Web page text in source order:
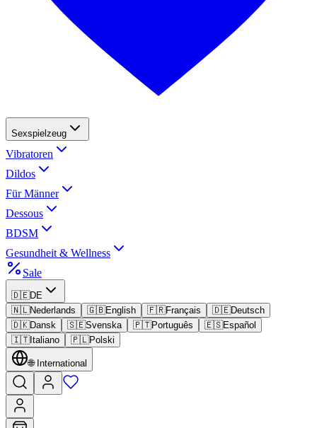
Sexspielzeug
Vibratoren
Dildos
Für Männer
Dessous
BDSM
Gesundheit & Wellness
Sale
🇩🇪DE
🇳🇱Nederlands 🇬🇧English 🇫🇷Français 🇩🇪Deutsch
🇩🇰Dansk 🇸🇪Svenska 🇵🇹Português 🇪🇸Español
🇮🇹Italiano 🇵🇱Polski
🌐 International